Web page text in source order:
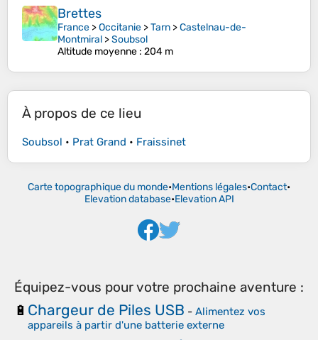
Brettes
France >Occitanie >Tarn >Castelnau-de-
Montmiral >Soubsol
Altitude moyenne : 204 m
À propos de ce lieu
Soubsol • Prat Grand • Fraissinet
Carte topographique du monde•Mentions légales•Contact•
Elevation database•Elevation API
Équipez-vous pour votre prochaine aventure :
🔋 Chargeur de Piles USB - Alimentez vos
appareils à partir d'une batterie externe